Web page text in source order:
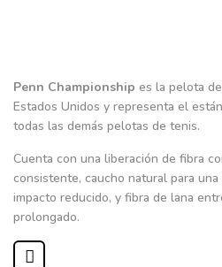
Penn Championship es la pelota
Estados Unidos y representa el
todas las demás pelotas de tenis.
Cuenta con una liberación de fibra
consistente, caucho natural para
impacto reducido, y fibra de lana
prolongado.